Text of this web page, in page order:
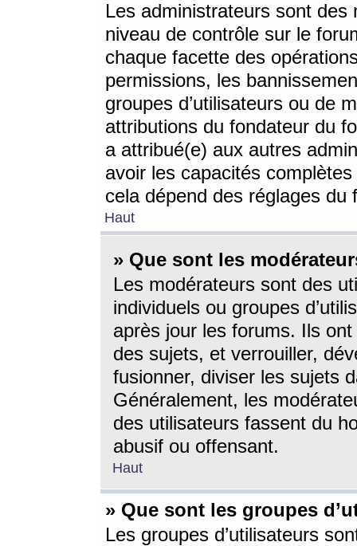
Les administrateurs sont
niveau de contrôle sur le
chaque facette des
permissions, les
groupes d’utilisateurs ou de
attributions du fondateur du
a attribué(e) aux autres
avoir les capacités
cela dépend des réglages du
Haut
» Que sont les
Les modérateurs sont des
individuels ou groupes
après jour les forums. Ils ont
des sujets, et verrouiller,
fusionner, diviser les sujets
Généralement, les
des utilisateurs fassent du
abusif ou offensant.
Haut
» Que sont les groupes
Les groupes d’utilisateurs